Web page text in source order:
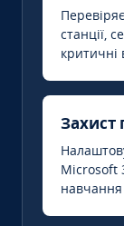
станції,
критичні
Захист
Microsoft
навчання